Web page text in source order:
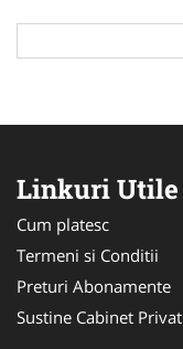
Linkuri Utile
Cum platesc
Termeni si Conditii
Preturi Abonamente
Sustine Cabinet Privat